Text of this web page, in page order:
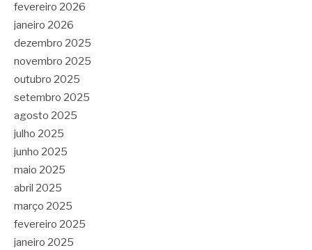
fevereiro 2026
janeiro 2026
dezembro 2025
novembro 2025
outubro 2025
setembro 2025
agosto 2025
julho 2025
junho 2025
maio 2025
abril 2025
março 2025
fevereiro 2025
janeiro 2025